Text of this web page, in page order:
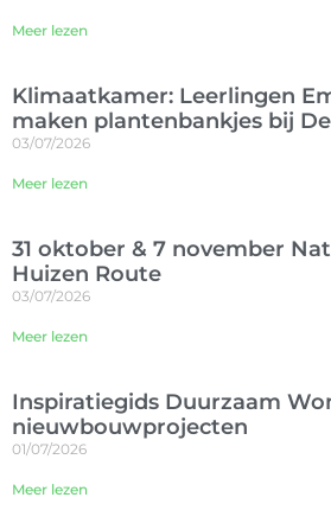
Meer lezen
Klimaatkamer: Leerlingen
maken plantenbankjes bij
03/07/2026
Meer lezen
31 oktober & 7 november
Huizen Route
03/07/2026
Meer lezen
Inspiratiegids Duurzaam
nieuwbouwprojecten
01/07/2026
Meer lezen